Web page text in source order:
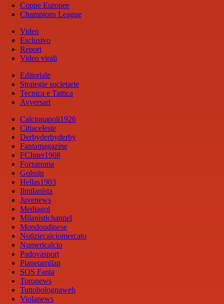
Coppe Europee
Champions League
Video
Esclusivo
Report
Video virali
Editoriale
Strategie societarie
Tecnica e Tattica
Avversari
Calcionapoli1926
Cittaceleste
Derbyderbyderby
Fantamagazine
FCInter1908
Forzaroma
Golssip
Hellas1903
Ilmilanista
Juvenews
Mediagol
Milanistichannel
Mondoudinese
Notiziecalciomercato
Numericalcio
Padovasport
Pianetamilan
SOS Fanta
Toronews
Tuttobolognaweb
Violanews